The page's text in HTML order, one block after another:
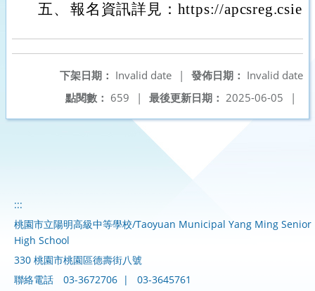
五、 報名資訊詳見：https://
發佈日期： Invalid date
下架日期： Invalid date
|
最後更新日期： 2025-06-05 |
點閱數： 659 |
:::
桃園市立陽明高級中等學校/Taoyuan Municipal Yang Ming Senior
High School
330 桃園市桃園區德壽街八號
聯絡電話
03-3672706 |
03-3645761